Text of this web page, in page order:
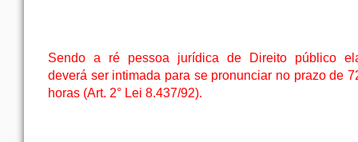
Sendo a ré pessoa jurídica de Direito público
deverá ser intimada para se pronunciar no prazo de
horas (Art. 2° Lei 8.437/92).